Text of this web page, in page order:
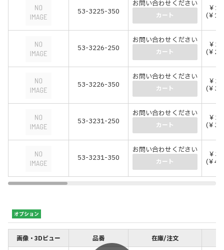
53-3225-350
お問い合わせください
カート
￥
(￥
53-3226-250
お問い合わせください
カート
￥
(￥
53-3226-350
お問い合わせください
カート
￥
(￥
53-3231-250
お問い合わせください
カート
￥
(￥
53-3231-350
お問い合わせください
カート
￥
(￥
オプション
画像・3Dビュー 品番 在庫/注文